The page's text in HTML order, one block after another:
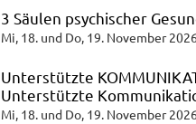
3 Säulen psychischer
Mi, 18. und Do, 19. November
Unterstützte
Unterstützte
Mi, 18. und Do, 19. November